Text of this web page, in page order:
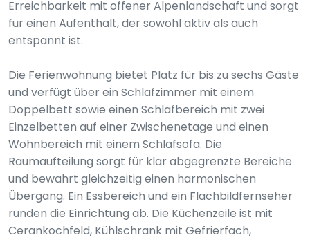
Erreichbarkeit mit offener Alpenlandschaft und sorgt
für einen Aufenthalt, der sowohl aktiv als auch
entspannt ist.
Die Ferienwohnung bietet Platz für bis zu sechs Gäste
und verfügt über ein Schlafzimmer mit einem
Doppelbett sowie einen Schlafbereich mit zwei
Einzelbetten auf einer Zwischenetage und einen
Wohnbereich mit einem Schlafsofa. Die
Raumaufteilung sorgt für klar abgegrenzte Bereiche
und bewahrt gleichzeitig einen harmonischen
Übergang. Ein Essbereich und ein Flachbildfernseher
runden die Einrichtung ab. Die Küchenzeile ist mit
Cerankochfeld, Kühlschrank mit Gefrierfach,